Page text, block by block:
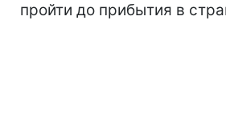
пройти до прибытия в